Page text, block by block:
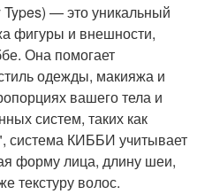
— это уникальный
фигуры и внешности,
Она помогает
одежды, макияжа и
вашего тела и
систем, таких как
система КИББИ учитывает
форму лица, длину шеи,
текстуру волос.